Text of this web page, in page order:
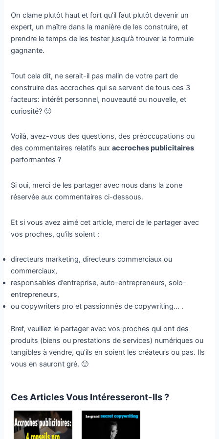
On clame plutôt haut et fort qu’il faut plutôt devenir un
expert, un maître dans la manière de les construire, et
prendre le temps de les tester jusqu’à trouver la formule
gagnante.
Tout cela dit, ne serait-il pas malin de votre part de
construire des accroches qui se servent de tous ces 3
facteurs: intérêt personnel, nouveauté ou nouvelle, et
curiosité? 🙂
Voilà, avez-vous des questions, des préoccupations ou
des commentaires relatifs auxaccroches publicitaires
performantes ?
Si oui, merci de les partager avec nous dans la zone
réservée aux commentaires ci-dessous.
Et si vous avez aimé cet article, merci de le partager avec
vos proches, qu’ils soient :
directeurs marketing, directeurs commerciaux ou
commerciaux,
responsables d’entreprise, auto-entrepreneurs, solo-
entrepreneurs,
ou copywriters pro et passionnés de copywriting… .
Bref, veuillez le partager avec vos proches qui ont des
produits (biens ou prestations de services) numériques ou
tangibles à vendre, qu’ils en soient les créateurs ou pas. Ils
vous en sauront gré. 🙂
Ces Articles Vous Intéresseront-Ils ?